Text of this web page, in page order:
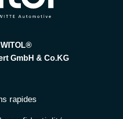
GmbH & Co.KG
rapides